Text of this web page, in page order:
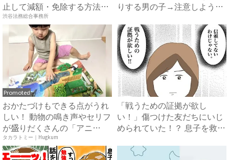
止して減額・免除する方法』
で...
渋谷法務総合事務所
りする男の子→注意しようと
Promoted
おかたづけもできる点がうれ
しい！ 動物の鳴き声やセリフ
が盛りだくさんの「アニ
ア ...
タカラトミー｜Hugkum
「戦うための証拠が欲し
い！」傷つけた友だちにいじ
められていた！？ 息子を救う